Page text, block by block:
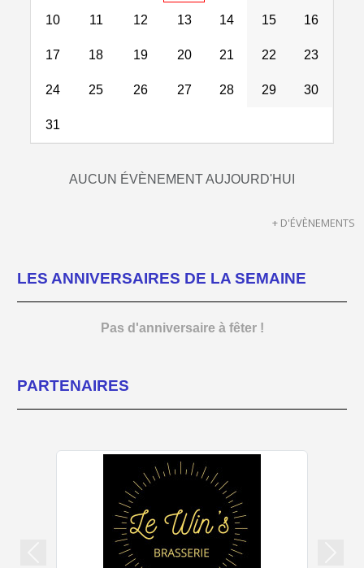
10 11 12 13 14 15 16
17 18 19 20 21 22 23
24 25 26 27 28 29 30
31
AUCUN ÉVÈNEMENT AUJOURD'HUI
+ D'ÉVÈNEMENTS
LES ANNIVERSAIRES DE LA SEMAINE
Pas d'anniversaire à fêter !
PARTENAIRES